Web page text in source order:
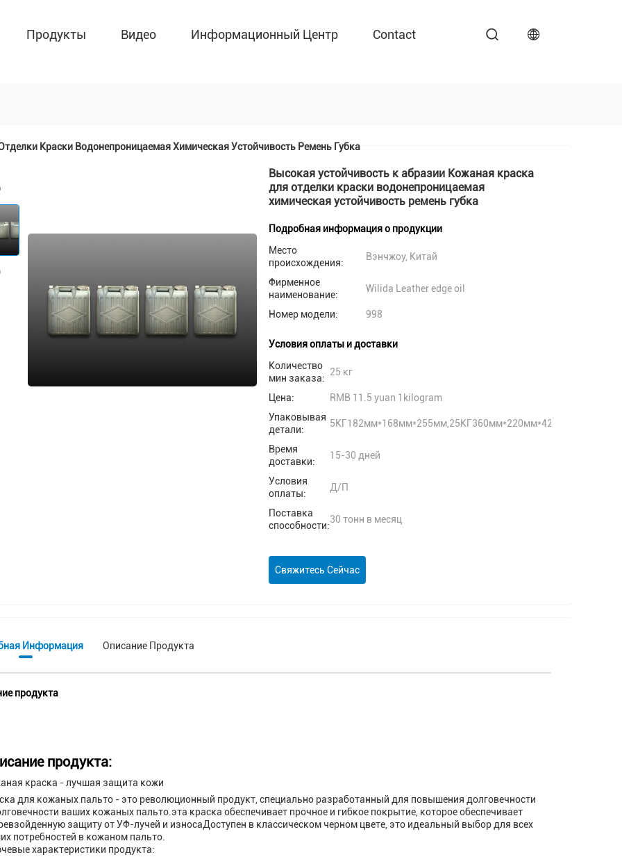
Продукты Видео Информационный Центр Contact
Краски Водонепроницаемая Химическая Устойчивость Ремень Губка
Высокая устойчивость к абразии Кожаная краска
для отделки краски водонепроницаемая
химическая устойчивость ремень губка
Подробная информация о продукции
Место
происхождения:
Вэнчжоу, Китай
Фирменное
наименование:
Wilida Leather edge oil
Номер модели: 998
Условия оплаты и доставки
Количество
мин заказа:
25 кг
Цена:
RMB 11.5 yuan 1kilogram
Упаковывая
детали:
5КГ182мм*168мм*255мм,25КГ360мм*220мм*420мм
Время
доставки:
15-30 дней
Условия
оплаты:
Д/П
Поставка
способности:
30 тонн в месяц
Свяжитесь Сейчас
Информация Описание Продукта
продукта
продукта:
краска - лучшая защита кожи
для кожаных пальто - это революционный продукт, специально разработанный для повышения долговечности
ваших кожаных пальто.эта краска обеспечивает прочное и гибкое покрытие, которое обеспечивает
защиту от УФ-лучей и износаДоступен в классическом черном цвете, это идеальный выбор для всех
потребностей в кожаном пальто.
характеристики продукта: